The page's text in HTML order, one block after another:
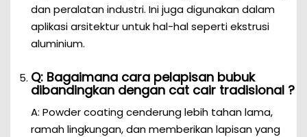
dan peralatan industri. Ini juga digunakan dalam
aplikasi arsitektur untuk hal-hal seperti ekstrusi
aluminium.
Q: Bagaimana cara pelapisan bubuk
dibandingkan dengan cat cair tradisional ?
A: Powder coating cenderung lebih tahan lama,
ramah lingkungan, dan memberikan lapisan yang